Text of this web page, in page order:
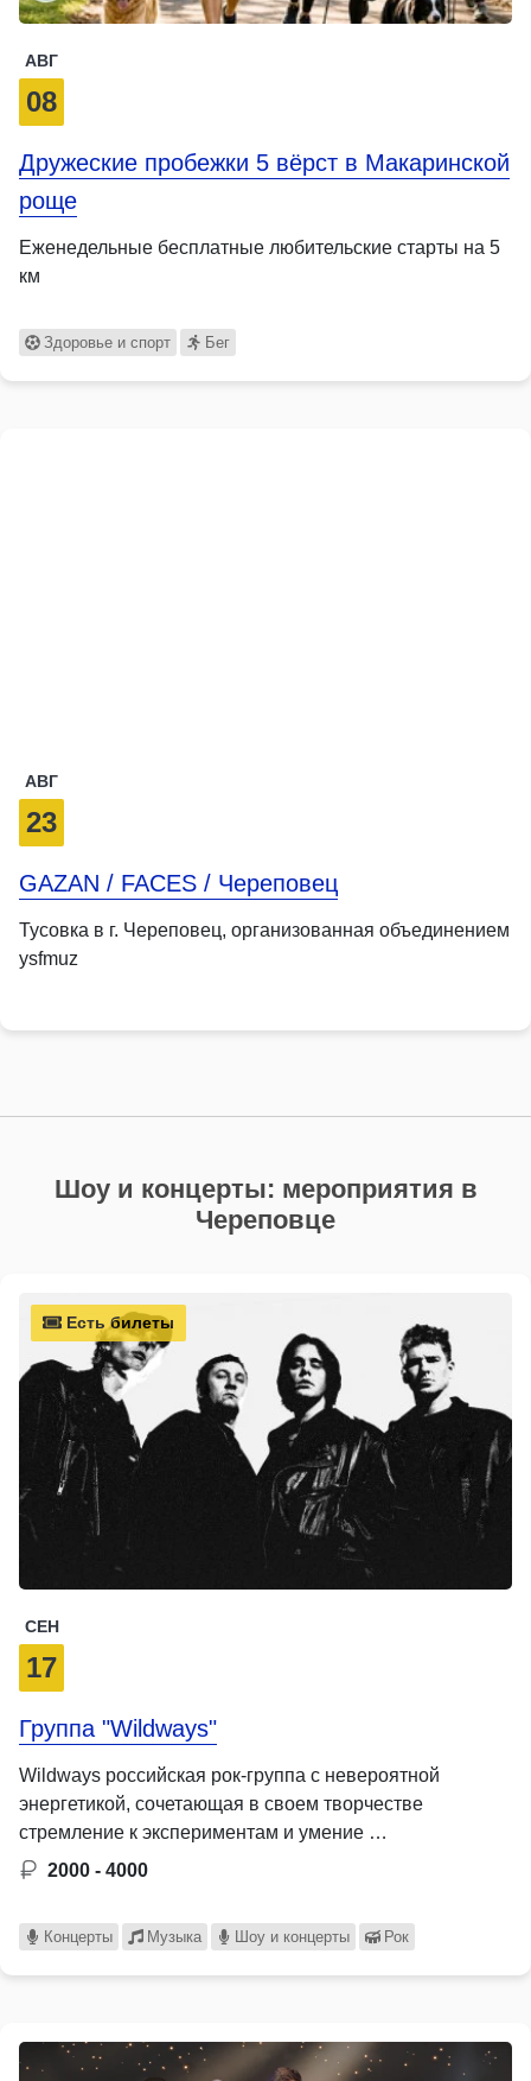
АВГ
08
Дружеские пробежки 5 вёрст в Макаринской
роще
Еженедельные бесплатные любительские старты на 5
км
Здоровье и спорт Бег
АВГ
23
GAZAN / FACES / Череповец
Тусовка в г. Череповец, организованная объединением
ysfmuz
Шоу и концерты: мероприятия в
Череповце
Есть билеты
СЕН
17
Группа "Wildways"
Wildways российская рок-группа с невероятной
энергетикой, сочетающая в своем творчестве
стремление к экспериментам и умение …
2000 - 4000
Концерты Музыка Шоу и концерты Рок